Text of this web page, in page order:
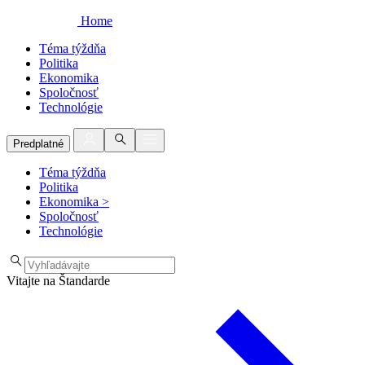
Home
Téma týždňa
Politika
Ekonomika
Spoločnosť
Technológie
Predplatné
Téma týždňa
Politika
Ekonomika >
Spoločnosť
Technológie
Vitajte na Štandarde